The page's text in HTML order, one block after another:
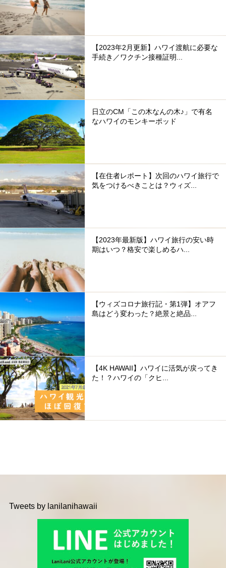
【2023年2月更新】ハワイ渡航に必要な
手続き／ワクチン接種証明...
日立のCM「この木なんの木♪」で有名
なハワイのモンキーポッド
【在住者レポート】次回のハワイ旅行で
気をつけるべきことは？ウィズ...
【2023年最新版】ハワイ旅行の安い時
期はいつ？格安で楽しめるハ...
【ウィズコロナ旅行記・第1弾】オアフ
島はどう変わった？絶景と絶品...
【4K HAWAII】ハワイに活気が戻ってき
た！？ハワイの「クヒ...
Tweets by lanilanihawaii